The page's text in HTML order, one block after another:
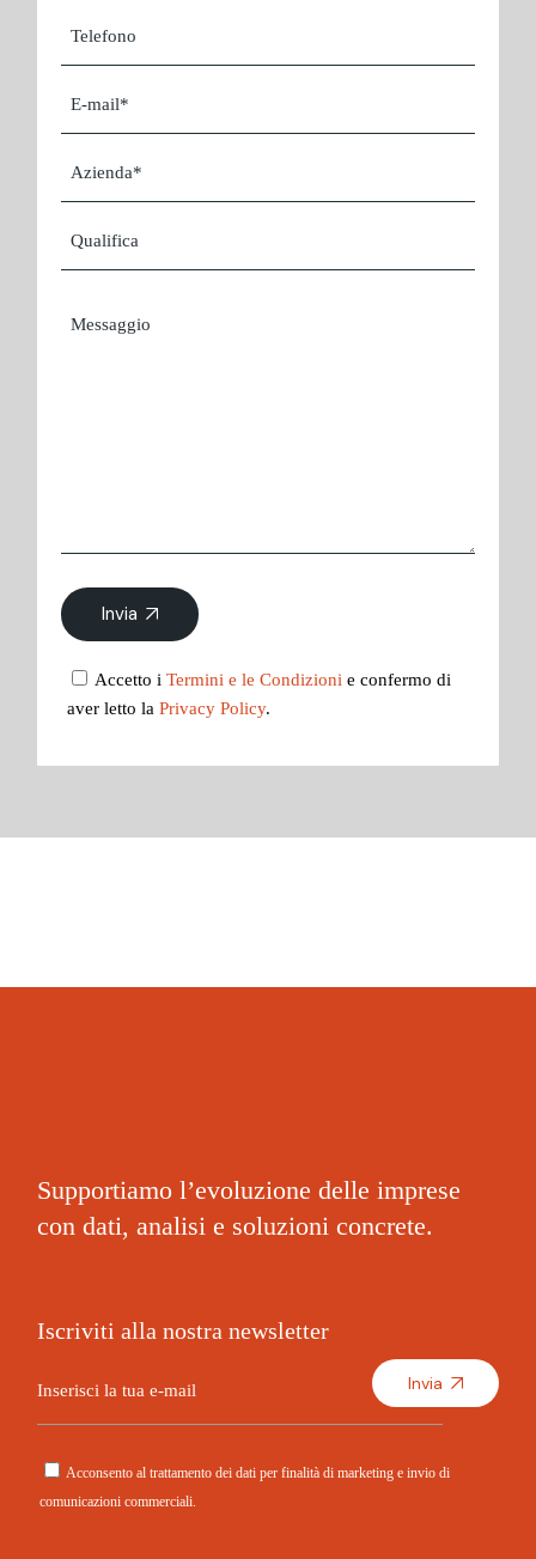
Invia
Accetto iTermini e le Condizioni e confermo di
aver letto laPrivacy Policy.
Supportiamo l’evoluzione delle imprese
con dati, analisi e soluzioni concrete.
Iscriviti alla nostra newsletter
Invia
Acconsento al trattamento dei dati per finalità di marketing e invio di
comunicazioni commerciali.